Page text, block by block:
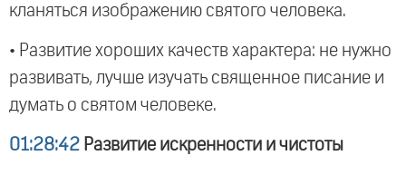
кланяться изображению святого человека.
• Развитие хороших качеств характера: не нужно
развивать, лучше изучать священное писание и
думать о святом человеке.
01:28:42 Развитие искренности и чистоты